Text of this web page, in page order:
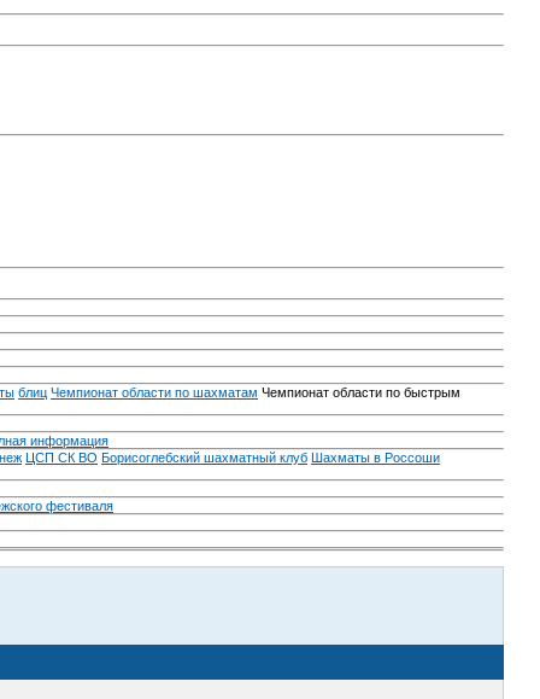
блиц Чемпионат области по шахматам Чемпионат области по быстрым
информация
ЦСП СК ВО Борисоглебский шахматный клуб Шахматы в Россоши
фестиваля